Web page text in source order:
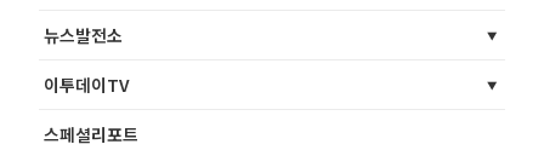
뉴스발전소
이투데이TV
스페셜리포트